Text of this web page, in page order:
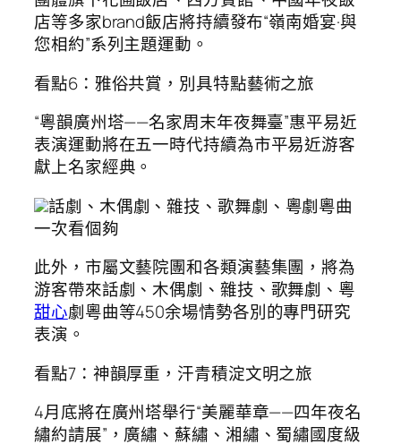
店等多家brand飯店將持續發布“嶺南婚宴·與
您相約”系列主題運動。
看點6：雅俗共賞，別具特點藝術之旅
“粵韻廣州塔——名家周末年夜舞臺”惠平易近
表演運動將在五一時代持續為市平易近游客
獻上名家經典。
話劇、木偶劇、雜技、歌舞劇、粵劇粵曲
一次看個夠
此外，市屬文藝院團和各類演藝集團，將為
游客帶來話劇、木偶劇、雜技、歌舞劇、粵
甜心劇粵曲等450余場情勢各別的專門研究
表演。
看點7：神韻厚重，汗青積淀文明之旅
4月底將在廣州塔舉行“美麗華章——四年夜名
繡約請展”，廣繡、蘇繡、湘繡、蜀繡國度級